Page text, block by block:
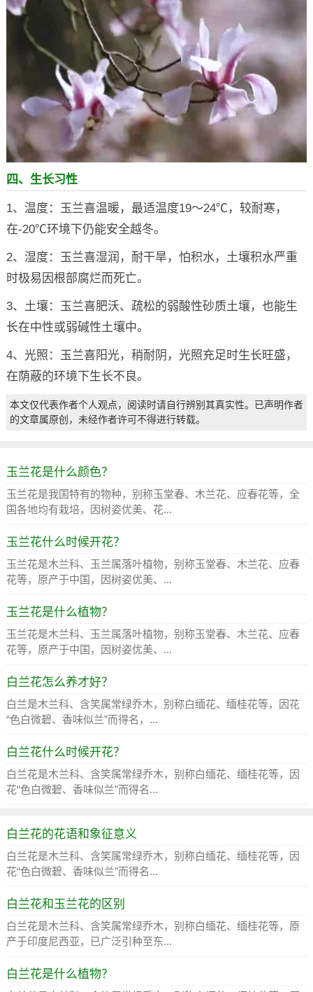
四、生长习性
1、温度：玉兰喜温暖，最适温度19～24℃，较耐寒，
在-20℃环境下仍能安全越冬。
2、湿度：玉兰喜湿润，耐干旱，怕积水，土壤积水严重
时极易因根部腐烂而死亡。
3、土壤：玉兰喜肥沃、疏松的弱酸性砂质土壤，也能生
长在中性或弱碱性土壤中。
4、光照：玉兰喜阳光，稍耐阴，光照充足时生长旺盛，
在荫蔽的环境下生长不良。
本文仅代表作者个人观点，阅读时请自行辨别其真实性。已声明作者
的文章属原创，未经作者许可不得进行转载。
玉兰花是什么颜色？
玉兰花是我国特有的物种，别称玉堂春、木兰花、应春花等，全
国各地均有栽培，因树姿优美、花...
玉兰花什么时候开花？
玉兰花是木兰科、玉兰属落叶植物，别称玉堂春、木兰花、应春
花等，原产于中国，因树姿优美、...
玉兰花是什么植物？
玉兰花是木兰科、玉兰属落叶植物，别称玉堂春、木兰花、应春
花等，原产于中国，因树姿优美、...
白兰花怎么养才好？
白兰是木兰科、含笑属常绿乔木，别称白缅花、缅桂花等，因花
“色白微碧、香味似兰”而得名，...
白兰花什么时候开花？
白兰花是木兰科、含笑属常绿乔木，别称白缅花、缅桂花等，因
花“色白微碧、香味似兰”而得名...
白兰花的花语和象征意义
白兰花是木兰科、含笑属常绿乔木，别称白缅花、缅桂花等，因
花“色白微碧、香味似兰”而得名...
白兰花和玉兰花的区别
白兰花是木兰科、含笑属常绿乔木，别称白缅花、缅桂花等，原
产于印度尼西亚，已广泛引种至东...
白兰花是什么植物？